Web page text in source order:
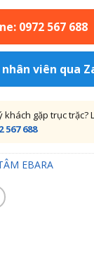
0972 567 688
viên qua
gặp trục trặc?
567 688
EBARA